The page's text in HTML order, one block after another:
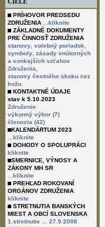
PRÍHOVOR PREDSEDU
ZDRUŽENIA
...kliknite
ZÁKLADNÉ DOKUMENTY
PRE ČINNOSŤ ZDRUŽENIA
stanovy volebný poriadok
symboly zásady vnútorných
a vonkajších vzťahov
Združenia,
stanovy čestného skoku cez
kožu.
KONTAKTNÉ ÚDAJE
stav k 5.10.2023
Združenie
výkonný výbor (7)
členovia (42)
KALENDÁRTUM 2023
...kliknite
DOHODY O SPOLUPRÁCI
kliknite
SMERNICE, VÝNOSY A
ZÁKONY MH SR
...kliknite
PREHĽAD ROKOVANÍ
ORGÁNOV ZDRUŽENIA
kliknite
STRETNUTIA BANSKÝCH
MIEST A OBCÍ SLOVENSKA
1.stretnutie ... 27.9.2008